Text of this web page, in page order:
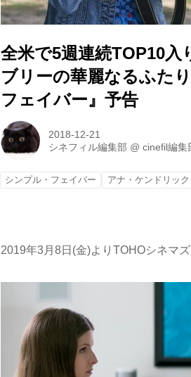
全米で5週連続TOP10
ブリーの華麗なるふた
フェイバー』予告
2018-12-21
シネフィル編集部 @cinefil編集
シンプル・フェイバー アナ・ケンドリック
2019年3月8日(金)よりTOHOシネマ